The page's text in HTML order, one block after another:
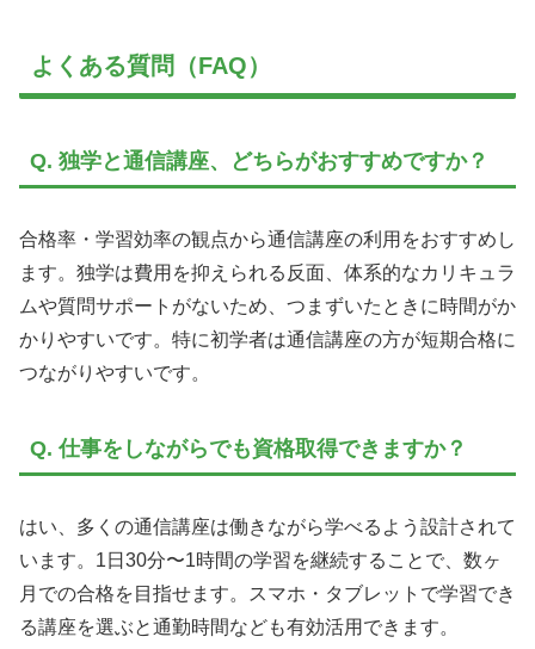
よくある質問（FAQ）
Q. 独学と通信講座、どちらがおすすめですか？
合格率・学習効率の観点から通信講座の利用をおすすめし
ます。独学は費用を抑えられる反面、体系的なカリキュラ
ムや質問サポートがないため、つまずいたときに時間がか
かりやすいです。特に初学者は通信講座の方が短期合格に
つながりやすいです。
Q. 仕事をしながらでも資格取得できますか？
はい、多くの通信講座は働きながら学べるよう設計されて
います。1日30分〜1時間の学習を継続することで、数ヶ
月での合格を目指せます。スマホ・タブレットで学習でき
る講座を選ぶと通勤時間なども有効活用できます。